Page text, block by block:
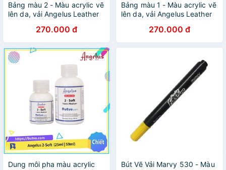
Bảng màu 2 - Màu acrylic vẽ
lên da, vải Angelus Leather
270.000 đ
Bảng màu 1 - Màu acrylic vẽ
lên da, vải Angelus Leather
270.000 đ
Dung môi pha màu acrylic
Bút Vẽ Vải Marvy 530 - Màu